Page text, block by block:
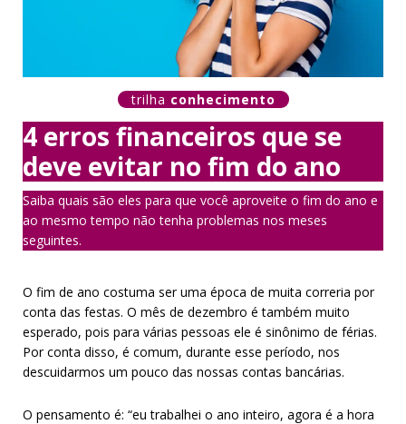
trilha conhecimento
4 erros financeiros que se
deve evitar no fim do ano
Saiba quais são eles para que você aproveite o fim do ano e
ao mesmo tempo não tenha problemas nos meses
seguintes.
O fim de ano costuma ser uma época de muita correria por
conta das festas. O mês de dezembro é também muito
esperado, pois para várias pessoas ele é sinônimo de férias.
Por conta disso, é comum, durante esse período, nos
descuidarmos um pouco das nossas contas bancárias.
O pensamento é: “eu trabalhei o ano inteiro, agora é a hora